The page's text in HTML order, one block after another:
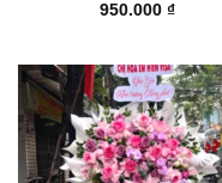
950.000 ₫